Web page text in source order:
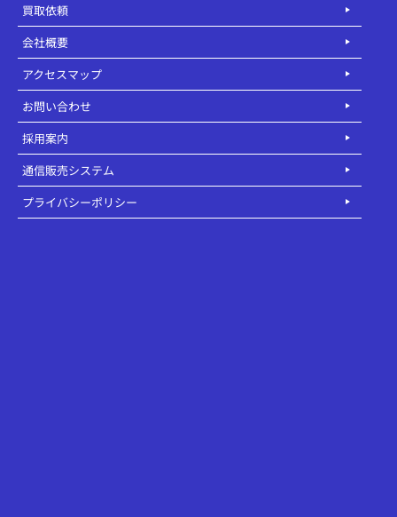
買取依頼
会社概要
アクセスマップ
お問い合わせ
採用案内
通信販売システム
プライバシーポリシー